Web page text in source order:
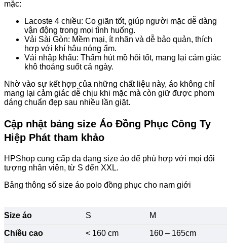
mặc:
Lacoste 4 chiều: Co giãn tốt, giúp người mặc dễ dàng
vận động trong mọi tình huống.
Vải Sài Gòn: Mềm mại, ít nhăn và dễ bảo quản, thích
hợp với khí hậu nóng ẩm.
Vải nhập khẩu: Thấm hút mồ hôi tốt, mang lại cảm giác
khô thoáng suốt cả ngày.
Nhờ vào sự kết hợp của những chất liệu này, áo không chỉ
mang lại cảm giác dễ chịu khi mặc mà còn giữ được phom
dáng chuẩn đẹp sau nhiều lần giặt.
Cập nhật bảng size Áo Đồng Phục Công Ty
Hiệp Phát tham khảo
HPShop cung cấp đa dạng size áo để phù hợp với mọi đối
tượng nhân viên, từ S đến XXL.
Bảng thông số size áo polo đồng phục cho nam giới
Size áo S M
Chiều cao < 160 cm 160 – 165cm